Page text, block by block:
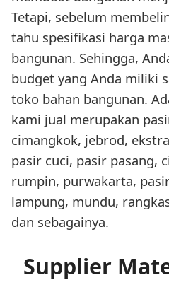
Tetapi, sebelum
tahu spesifikasi harga
bangunan. Sehingga,
budget yang Anda miliki
toko bahan bangunan.
kami jual merupakan
cimangkok, jebrod,
pasir cuci, pasir pasang,
rumpin, purwakarta,
lampung, mundu,
dan sebagainya.
Supplier